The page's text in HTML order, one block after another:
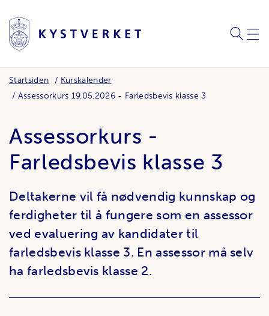
SØK
Startsiden
Kurskalender
Assessorkurs 19.05.2026 - Farledsbevis klasse 3
Assessorkurs -
Farledsbevis klasse 3
Deltakerne vil få nødvendig kunnskap og
ferdigheter til å fungere som en assessor
ved evaluering av kandidater til
farledsbevis klasse 3. En assessor må selv
ha farledsbevis klasse 2.